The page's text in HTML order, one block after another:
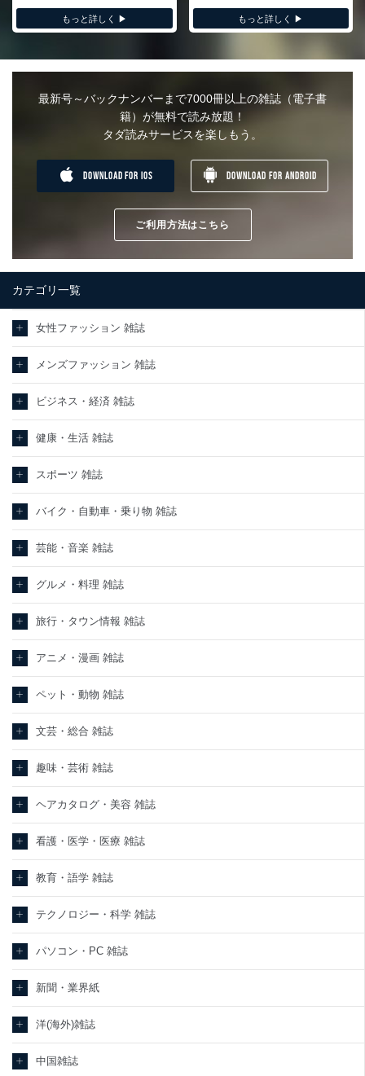
もっと詳しく ▶︎ もっと詳しく ▶︎
最新号～バックナンバーまで7000冊以上の雑誌（電子書
籍）が無料で読み放題！
タダ読みサービスを楽しもう。
DOWNLOAD FOR IOS DOWNLOAD FOR ANDROID
ご利用方法はこちら
カテゴリ一覧
女性ファッション 雑誌
メンズファッション 雑誌
ビジネス・経済 雑誌
健康・生活 雑誌
スポーツ 雑誌
バイク・自動車・乗り物 雑誌
芸能・音楽 雑誌
グルメ・料理 雑誌
旅行・タウン情報 雑誌
アニメ・漫画 雑誌
ペット・動物 雑誌
文芸・総合 雑誌
趣味・芸術 雑誌
ヘアカタログ・美容 雑誌
看護・医学・医療 雑誌
教育・語学 雑誌
テクノロジー・科学 雑誌
パソコン・PC 雑誌
新聞・業界紙
洋(海外)雑誌
中国雑誌